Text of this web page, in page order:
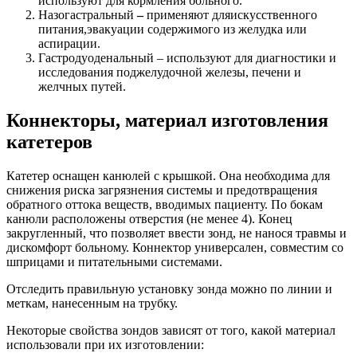
Назогастральный –применяют дляискусственного
питания,эвакуации содержимого из желудка или
аспирации.
Гастродуоденальный – используют для диагностики и
исследования поджелудочной железы, печени и
желчных путей.
Коннекторы, материал изготовления
катетеров
Катетер оснащен канюлей с крышкой. Она необходима для
снижения риска загрязнения системы и предотвращения
обратного оттока веществ, вводимых пациенту. По бокам
канюли расположены отверстия (не менее 4). Конец
закругленный, что позволяет ввести зонд, не нанося травмы и
дискомфорт больному. Коннектор универсален, совместим со
шприцами и питательными системами.
Отследить правильную установку зонда можно по линии и
меткам, нанесенным на трубку.
Некоторые свойства зондов зависят от того, какой материал
использовали при их изготовлении: